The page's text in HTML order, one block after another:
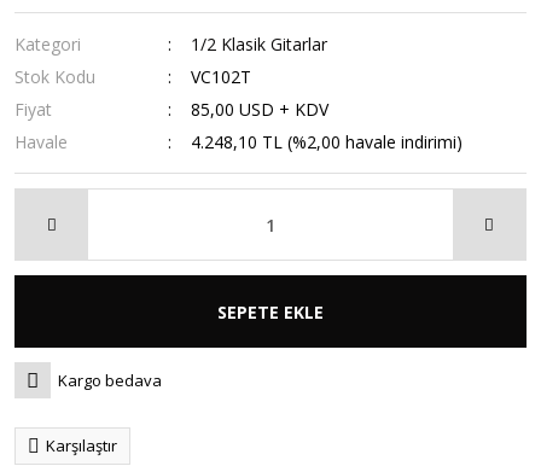
Kategori
1/2 Klasik Gitarlar
Stok Kodu
VC102T
Fiyat
85,00 USD + KDV
Havale
4.248,10 TL (%2,00 havale indirimi)
SEPETE EKLE
Kargo bedava
Karşılaştır